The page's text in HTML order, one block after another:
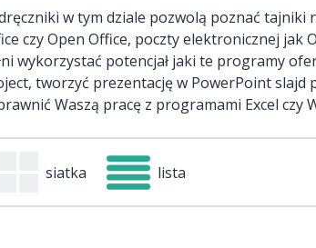
w tym dziale pozwolą poznać tajniki
czy Open Office, poczty elektronicznej
wykorzystać potencjał jaki te programy
tworzyć prezentację w PowerPoint
Waszą pracę z programami Excel czy
siatka lista